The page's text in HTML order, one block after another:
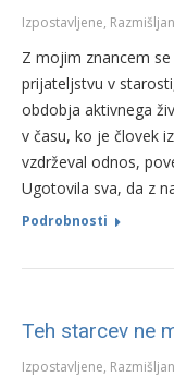
Izpostavljene,
Z mojim znancem
prijateljstvu v
obdobja aktivnega
v času, ko je človek
vzdrževal odnos,
Ugotovila sva, da z
Podrobnosti
Teh starcev ne
Izpostavljene,